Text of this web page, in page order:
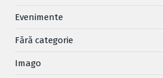
Evenimente
Fără categorie
Imago